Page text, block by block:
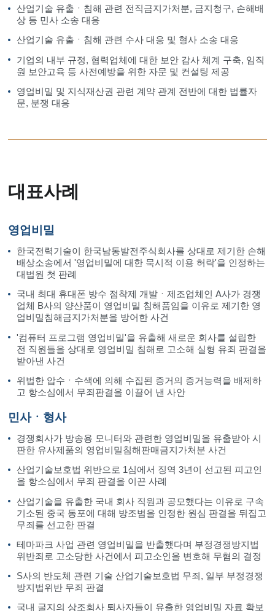
산업기술 유출ㆍ침해 관련 전직금지가처분, 금지청구, 손해배
상 등 민사 소송 대응
산업기술 유출ㆍ침해 관련 수사 대응 및 형사 소송 대응
기업의 내부 규정, 협력업체에 대한 보안 감사 체계 구축, 임직
원 보안고육 등 사전예방을 위한 자문 및 컨설팅 제공
영업비밀 및 지식재산권 관련 계약 관계 전반에 대한 법률자
문, 분쟁 대응
대표사례
영업비밀
한국전력기술이 한국남동발전주식회사를 상대로 제기한 손해
배상소송에서 '영업비밀에 대한 묵시적 이용 허락'을 인정하는
대법원 첫 판례
국내 최대 휴대폰 방수 점착제 개발ㆍ제조업체인 A사가 경쟁
업체 B사의 양산품이 영업비밀 침해품임을 이유로 제기한 영
업비밀침해금지가처분을 방어한 사건
'컴퓨터 프로그램 영업비밀'을 유출해 새로운 회사를 설립한
전 직원들을 상대로 영업비밀 침해로 고소해 실형 유죄 판결을
받아낸 사건
위법한 압수ㆍ수색에 의해 수집된 증거의 증거능력을 배제하
고 항소심에서 무죄판결을 이끌어 낸 사안
민사ㆍ형사
경쟁회사가 방송용 모니터와 관련한 영업비밀을 유출받아 시
판한 유사제품의 영업비밀침해판매금지가처분 사건
산업기술보호법 위반으로 1심에서 징역 3년이 선고된 피고인
을 항소심에서 무죄 판결을 이끈 사례
산업기술을 유출한 국내 회사 직원과 공모했다는 이유로 구속
기소된 중국 동포에 대해 방조범을 인정한 원심 판결을 뒤집고
무죄를 선고한 판결
테마파크 사업 관련 영업비밀을 반출했다며 부정경쟁방지법
위반죄로 고소당한 사건에서 피고소인을 변호해 무혐의 결정
S사의 반도체 관련 기술 산업기술보호법 무죄, 일부 부정경쟁
방지법위반 무죄 판결
국내 굴지의 상조회사 퇴사자들이 유출한 영업비밀 자료 확보